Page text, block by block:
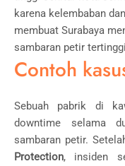
karena kelembaban
membuat Surabaya
sambaran petir
Contoh
Sebuah pabrik di
downtime selama
sambaran petir.
Protection, insiden